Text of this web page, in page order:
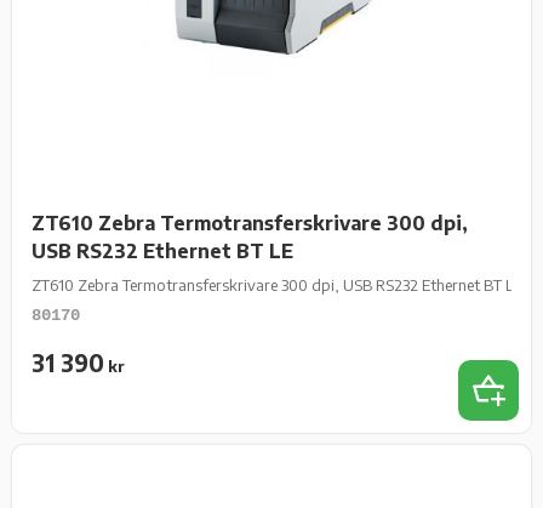
ZT610 Zebra Termotransferskrivare 300 dpi,
USB RS232 Ethernet BT LE
ZT610 Zebra Termotransferskrivare 300 dpi, USB RS232 Ethernet BT LE
80170
31 390 kr
Add